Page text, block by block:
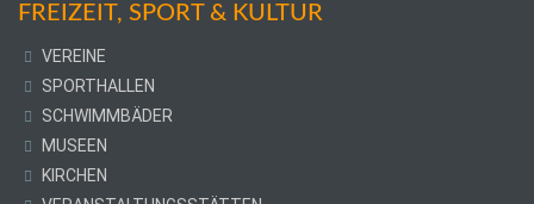
FREIZEIT, SPORT & KULTUR
VEREINE
SPORTHALLEN
SCHWIMMBÄDER
MUSEEN
KIRCHEN